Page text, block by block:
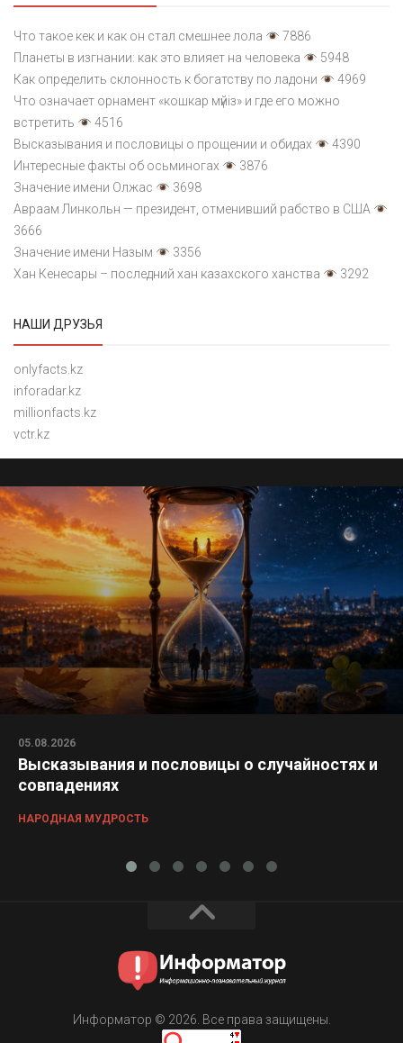
Что такое кек и как он стал смешнее лола
7886
Планеты в изгнании: как это влияет на человека
5948
Как определить склонность к богатству по ладони
4969
Что означает орнамент «кошкар мүйіз» и где его можно
встретить
4516
Высказывания и пословицы о прощении и обидах
4390
Интересные факты об осьминогах
3876
Значение имени Олжас
3698
Авраам Линкольн — президент, отменивший рабство в США
3666
Значение имени Назым
3356
Хан Кенесары – последний хан казахского ханства
3292
НАШИ ДРУЗЬЯ
onlyfacts.kz
inforadar.kz
millionfacts.kz
vctr.kz
05.08.2026
Высказывания и пословицы о случайностях и
совпадениях
НАРОДНАЯ МУДРОСТЬ
Информатор © 2026. Все права защищены.